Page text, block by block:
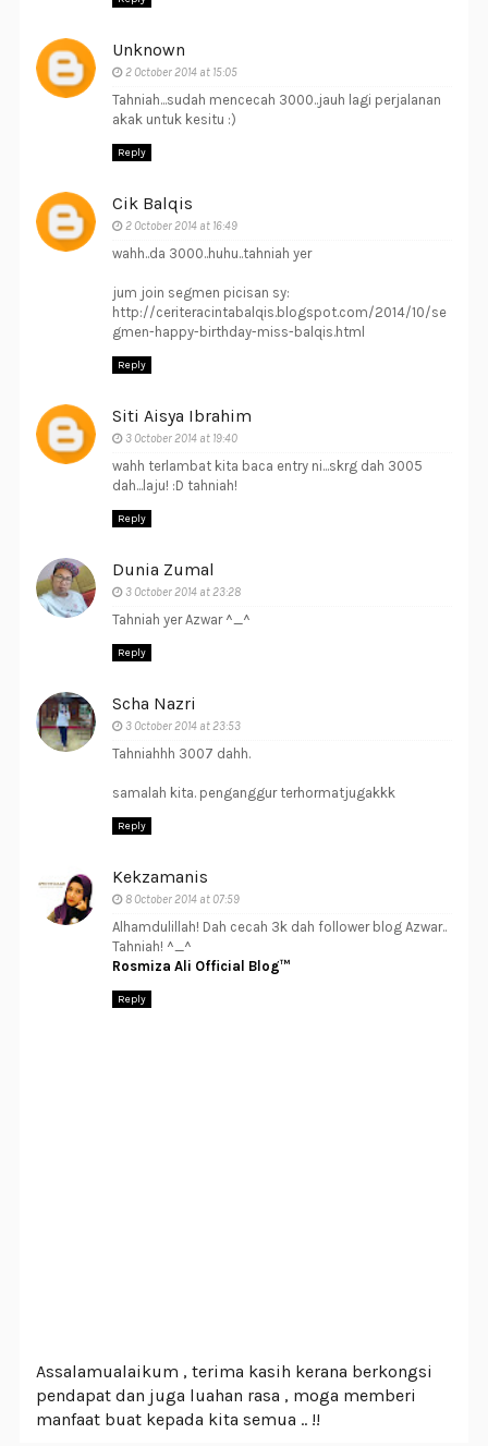
Unknown
2 October 2014 at 15:05
Tahniah...sudah mencecah 3000..jauh lagi perjalanan
akak untuk kesitu :)
Reply
Cik Balqis
2 October 2014 at 16:49
wahh..da 3000..huhu..tahniah yer
jum join segmen picisan sy:
http://ceriteracintabalqis.blogspot.com/2014/10/se
gmen-happy-birthday-miss-balqis.html
Reply
Siti Aisya Ibrahim
3 October 2014 at 19:40
wahh terlambat kita baca entry ni...skrg dah 3005
dah...laju! :D tahniah!
Reply
Dunia Zumal
3 October 2014 at 23:28
Tahniah yer Azwar ^_^
Reply
Scha Nazri
3 October 2014 at 23:53
Tahniahhh 3007 dahh.
samalah kita. penganggur terhormatjugakkk
Reply
Kekzamanis
8 October 2014 at 07:59
Alhamdulillah! Dah cecah 3k dah follower blog Azwar..
Tahniah! ^_^
Rosmiza Ali Official Blog™
Reply
Assalamualaikum , terima kasih kerana berkongsi
pendapat dan juga luahan rasa , moga memberi
manfaat buat kepada kita semua .. !!